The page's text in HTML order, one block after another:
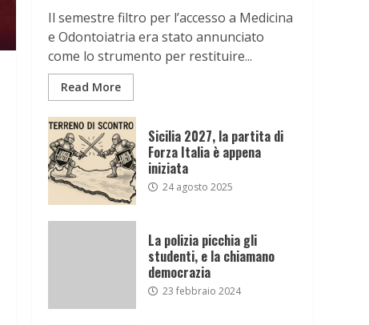
Il semestre filtro per l’accesso a Medicina
e Odontoiatria era stato annunciato
come lo strumento per restituire...
Read More
Sicilia 2027, la partita di
Forza Italia è appena
iniziata
24 agosto 2025
La polizia picchia gli
studenti, e la chiamano
democrazia
23 febbraio 2024